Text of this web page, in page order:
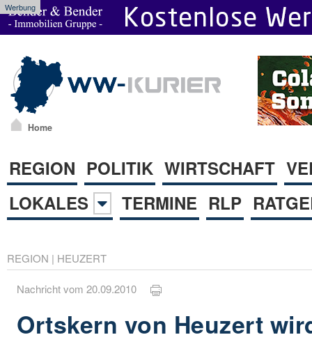
Werbung
Home
REGION POLITIK WIRTSCHAFT
LOKALES
TERMINE RLP
REGION | HEUZERT
Nachricht vom 20.09.2010
Ortskern von Heuzert